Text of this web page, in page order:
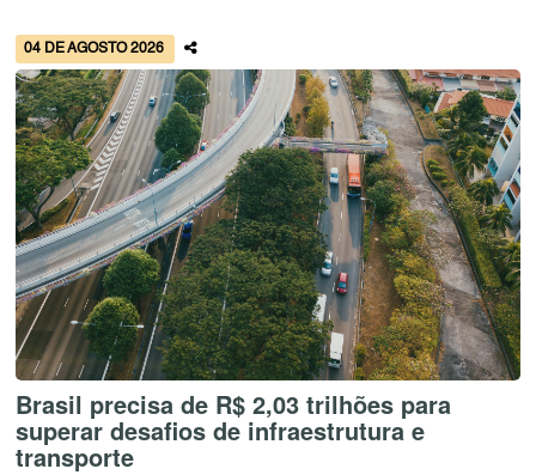
04 DE AGOSTO 2026
Brasil precisa de R$ 2,03 trilhões para
superar desafios de infraestrutura e
transporte